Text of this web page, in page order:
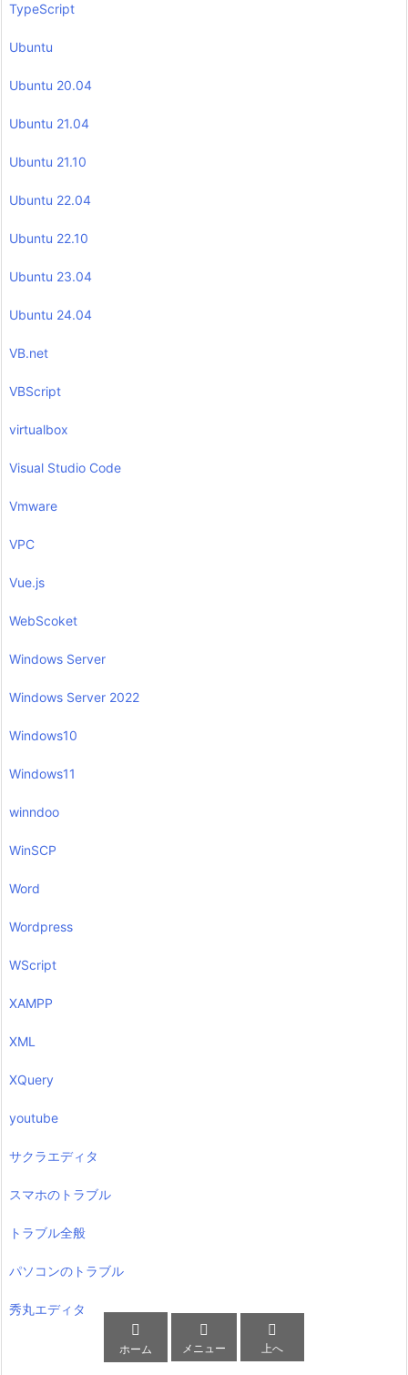
TypeScript
Ubuntu
Ubuntu 20.04
Ubuntu 21.04
Ubuntu 21.10
Ubuntu 22.04
Ubuntu 22.10
Ubuntu 23.04
Ubuntu 24.04
VB.net
VBScript
virtualbox
Visual Studio Code
Vmware
VPC
Vue.js
WebScoket
Windows Server
Windows Server 2022
Windows10
Windows11
winndoo
WinSCP
Word
Wordpress
WScript
XAMPP
XML
XQuery
youtube
サクラエディタ
スマホのトラブル
トラブル全般
パソコンのトラブル
秀丸エディタ

ホーム

メニュー

上へ